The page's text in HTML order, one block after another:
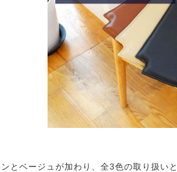
とベージュが加わり、全3色の取り扱いと